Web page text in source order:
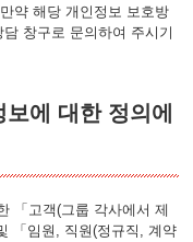
약 해당 개인정보 보호방
창구로 문의하여 주시기
에 대한 정의에
「고객(그룹 각사에서 제
「임원, 직원(정규직, 계약